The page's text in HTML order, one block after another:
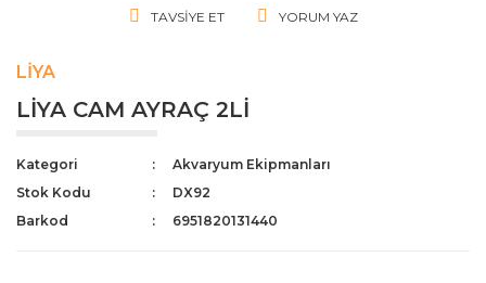
TAVSIYE ET YORUM YAZ
LIYA
LİYA CAM AYRAÇ 2Lİ
Kategori
Akvaryum Ekipmanları
Stok Kodu
DX92
Barkod
6951820131440